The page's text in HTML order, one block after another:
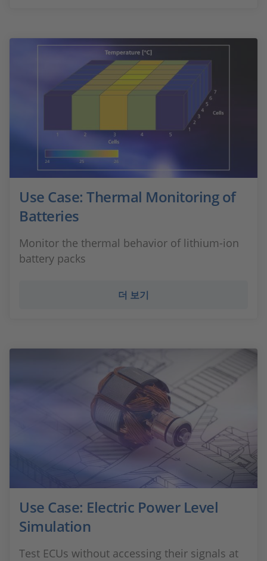
Use Case: Thermal Monitoring of
Batteries
Monitor the thermal behavior of lithium-ion
battery packs
더 보기
Use Case: Electric Power Level
Simulation
Test ECUs without accessing their signals at